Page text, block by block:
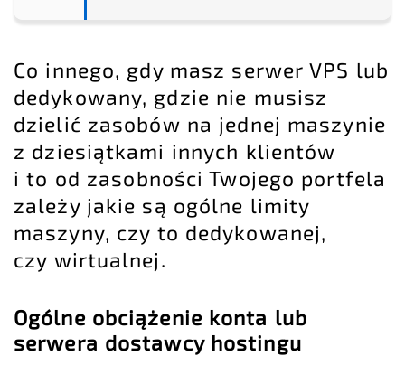
Co innego, gdy masz serwer VPS lub
dedykowany, gdzie nie musisz
dzielić zasobów na jednej maszynie
z dziesiątkami innych klientów
i to od zasobności Twojego portfela
zależy jakie są ogólne limity
maszyny, czy to dedykowanej,
czy wirtualnej.
Ogólne obciążenie konta lub
serwera dostawcy hostingu